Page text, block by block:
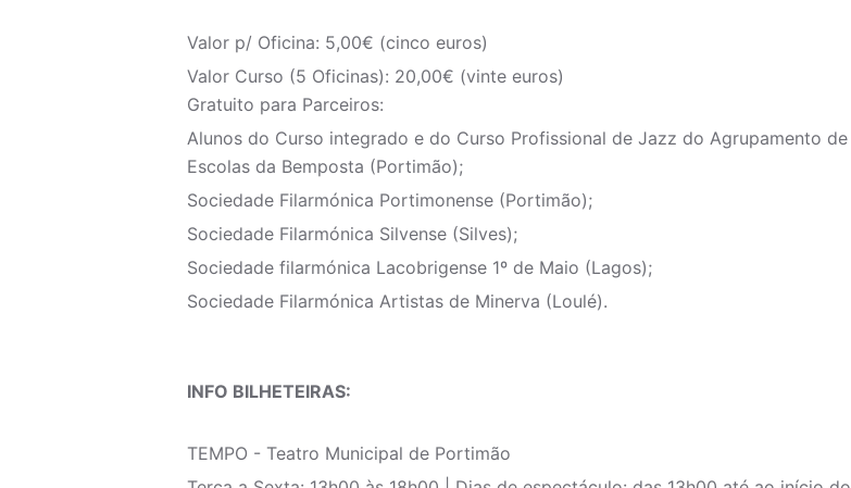
Valor p/ Oficina: 5,00€ (cinco euros)
Valor Curso (5 Oficinas): 20,00€ (vinte euros)
Gratuito para Parceiros:
Alunos do Curso integrado e do Curso Profissional de Jazz do Agrupamento de
Escolas da Bemposta (Portimão);
Sociedade Filarmónica Portimonense (Portimão);
Sociedade Filarmónica Silvense (Silves);
Sociedade filarmónica Lacobrigense 1º de Maio (Lagos);
Sociedade Filarmónica Artistas de Minerva (Loulé).
INFO BILHETEIRAS:
TEMPO - Teatro Municipal de Portimão